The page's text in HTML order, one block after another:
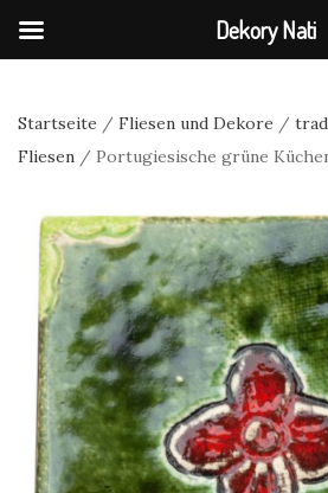
Startseite / Fliesen und Dekore /
Fliesen / Portugiesische grüne
Dekory Nati